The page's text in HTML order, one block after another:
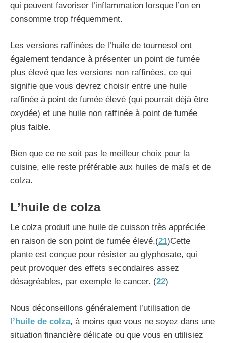
qui peuvent favoriser l’inflammation lorsque l’on en
consomme trop fréquemment.
Les versions raffinées de l’huile de tournesol ont
également tendance à présenter un point de fumée
plus élevé que les versions non raffinées, ce qui
signifie que vous devrez choisir entre une huile
raffinée à point de fumée élevé (qui pourrait déjà être
oxydée) et une huile non raffinée à point de fumée
plus faible.
Bien que ce ne soit pas le meilleur choix pour la
cuisine, elle reste préférable aux huiles de maïs et de
colza.
L’huile de colza
Le colza produit une huile de cuisson très appréciée
en raison de son point de fumée élevé.(21)Cette
plante est conçue pour résister au glyphosate, qui
peut provoquer des effets secondaires assez
désagréables, par exemple le cancer. (22)
Nous déconseillons généralement l’utilisation de
l’huile de colza, à moins que vous ne soyez dans une
situation financière délicate ou que vous en utilisiez